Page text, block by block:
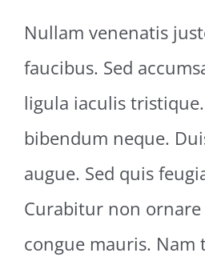
Nullam venenatis
faucibus. Sed
ligula iaculis
bibendum neque.
augue. Sed quis
Curabitur non ornare
congue mauris.